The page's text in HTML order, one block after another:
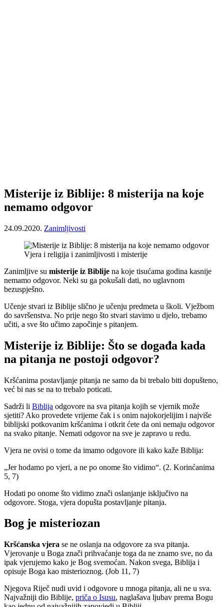
Misterije iz Biblije: 8 misterija na koje
nemamo odgovor
24.09.2020. Zanimljivosti
Vjera i religija i zanimljivosti i misterije
Zanimljive su misterije iz Biblije na koje tisućama godina kasnije
nemamo odgovor. Neki su ga pokušali dati, no uglavnom
bezuspješno.
Učenje stvari iz Biblije slično je učenju predmeta u školi. Vježbom
do savršenstva. No prije nego što stvari stavimo u djelo, trebamo
učiti, a sve što učimo započinje s pitanjem.
Misterije iz Biblije: Što se događa kada
na pitanja ne postoji odgovor?
Kršćanima postavljanje pitanja ne samo da bi trebalo biti dopušteno,
već bi nas se na to trebalo poticati.
Sadrži li Biblija odgovore na sva pitanja kojih se vjernik može
sjetiti? Ako provedete vrijeme čak i s onim najokorjelijim i najviše
biblijski potkovanim kršćanima i otkrit ćete da oni nemaju odgovor
na svako pitanje. Nemati odgovor na sve je zapravo u redu.
Vjera ne ovisi o tome da imamo odgovore ili kako kaže Biblija:
„Jer hodamo po vjeri, a ne po onome što vidimo“. (2. Korinćanima
5, 7)
Hodati po onome što vidimo znači oslanjanje isključivo na
odgovore. Stoga, vjera dopušta postavljanje pitanja.
Bog je misteriozan
Kršćanska vjera se ne oslanja na odgovore za sva pitanja.
Vjerovanje u Boga znači prihvaćanje toga da ne znamo sve, no da
ipak vjerujemo kako je Bog svemoćan. Nakon svega, Biblija i
opisuje Boga kao misterioznog. (Job 11, 7)
Njegova Riječ nudi uvid i odgovore u mnoga pitanja, ali ne u sva.
Najvažniji dio Biblije, priča o Isusu, naglašava ljubav prema Bogu